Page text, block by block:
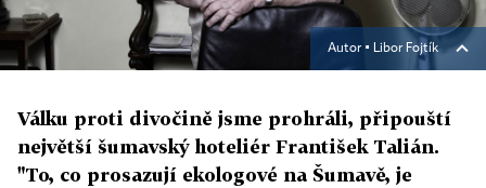
Autor ▪ Libor Fojtík
Válku proti divočině jsme prohráli, připouští
největší šumavský hoteliér František Talián.
"To, co prosazují ekologové na Šumavě, je